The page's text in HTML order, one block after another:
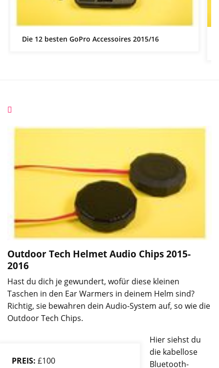
Die 12 besten GoPro Accessoires 2015/16
Outdoor Tech Helmet Audio Chips2015-
2016
Hast du dich je gewundert, wofür diese kleinen
Taschen in den Ear Warmers in deinem Helm sind?
Richtig, sie bewahren dein Audio-System auf, so wie die
Outdoor Tech Chips.
PREIS: £100
Hier siehst du
die kabellose
Bluetooth-